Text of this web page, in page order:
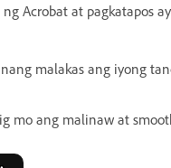
Acrobat at pagkatapos
malakas ang iyong
mo ang malinaw at